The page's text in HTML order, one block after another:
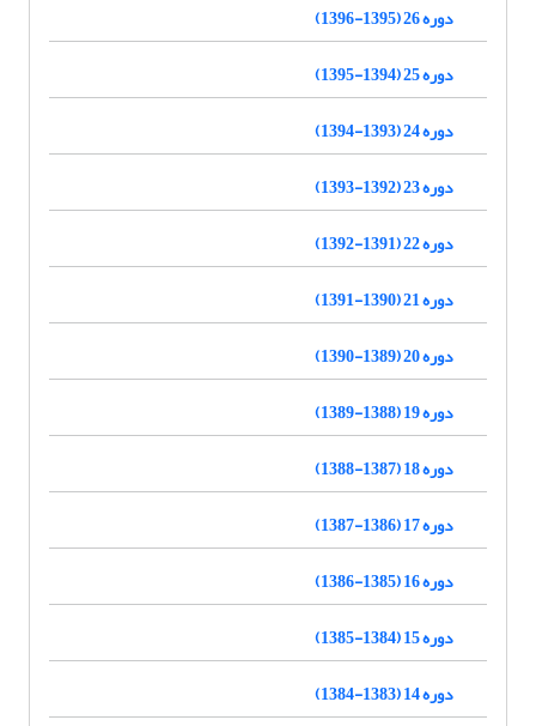
دوره 26 (1395-1396)
دوره 25 (1394-1395)
دوره 24 (1393-1394)
دوره 23 (1392-1393)
دوره 22 (1391-1392)
دوره 21 (1390-1391)
دوره 20 (1389-1390)
دوره 19 (1388-1389)
دوره 18 (1387-1388)
دوره 17 (1386-1387)
دوره 16 (1385-1386)
دوره 15 (1384-1385)
دوره 14 (1383-1384)